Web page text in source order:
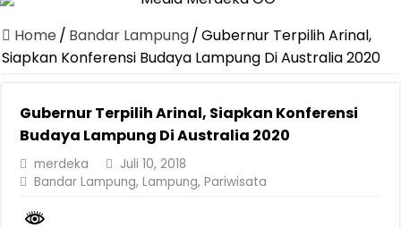
Canangkan Desa TAPIS dan Luncurkan Sekolah Lansia di
Pemprov Lampung Berhasil Kendalikan Inflasi, Jadi Provinsi
Dirut Jasa Raharja Dampingi Wamenhub Tinjau Penanganan
Pastikan Pelayanan Maksimal, Direksi Jasa Raharja Tinjau Korban
Dirut Jasa Raharja Dampingi Wamenhub Tinjau Penanganan
Home / Bandar Lampung/Gubernur Terpilih Arinal,
Siapkan Konferensi Budaya Lampung Di Australia 2020
Gubernur Terpilih Arinal, Siapkan Konferensi
Budaya Lampung Di Australia 2020
merdeka
Juli 10, 2018
Bandar Lampung,Lampung,Pariwisata